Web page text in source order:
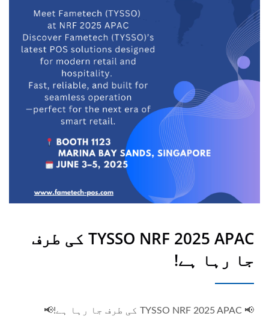
TYSSO NRF 2025 APAC کی طرف
جا رہا ہے!
📢 TYSSO NRF 2025 APAC کی طرف جا رہا ہے!📢